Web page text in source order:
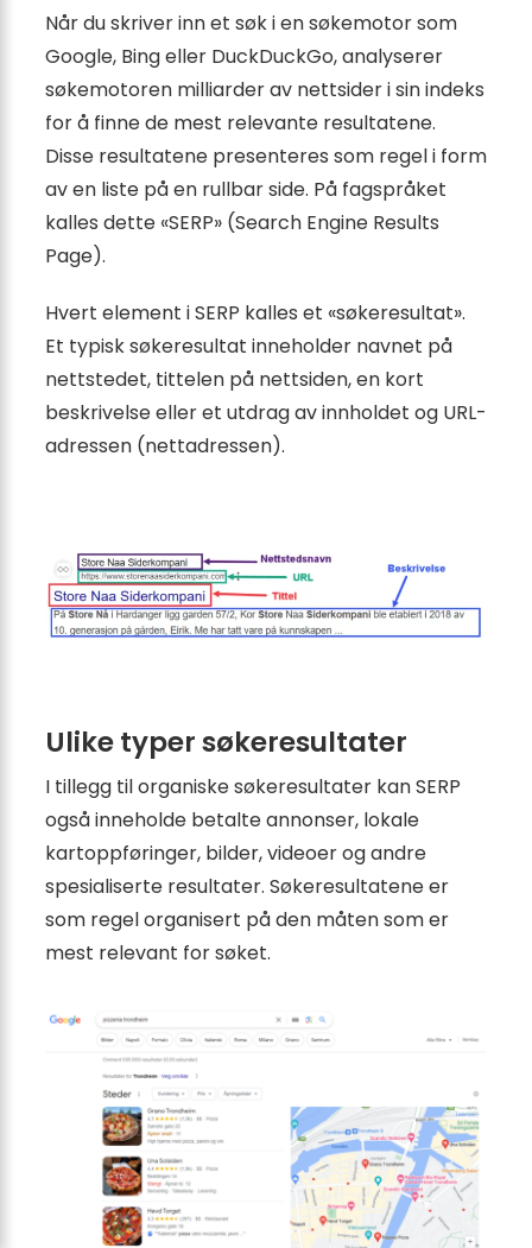
Når du skriver inn et søk i en søkemotor som
Google, Bing eller DuckDuckGo, analyserer
søkemotoren milliarder av nettsider i sin indeks
for å finne de mest relevante resultatene.
Disse resultatene presenteres som regel i form
av en liste på en rullbar side. På fagspråket
kalles dette «SERP» (Search Engine Results
Page).
Hvert element i SERP kalles et «søkeresultat».
Et typisk søkeresultat inneholder navnet på
nettstedet, tittelen på nettsiden, en kort
beskrivelse eller et utdrag av innholdet og URL-
adressen (nettadressen).
Ulike typer søkeresultater
I tillegg til organiske søkeresultater kan SERP
også inneholde betalte annonser, lokale
kartoppføringer, bilder, videoer og andre
spesialiserte resultater. Søkeresultatene er
som regel organisert på den måten som er
mest relevant for søket.